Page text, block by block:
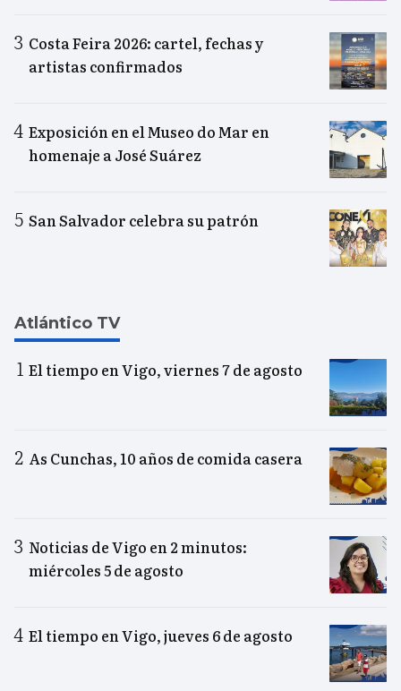
Costa Feira 2026: cartel, fechas y
artistas confirmados
Exposición en el Museo do Mar en
homenaje a José Suárez
San Salvador celebra su patrón
Atlántico TV
El tiempo en Vigo, viernes 7 de agosto
As Cunchas, 10 años de comida casera
Noticias de Vigo en 2 minutos:
miércoles 5 de agosto
El tiempo en Vigo, jueves 6 de agosto